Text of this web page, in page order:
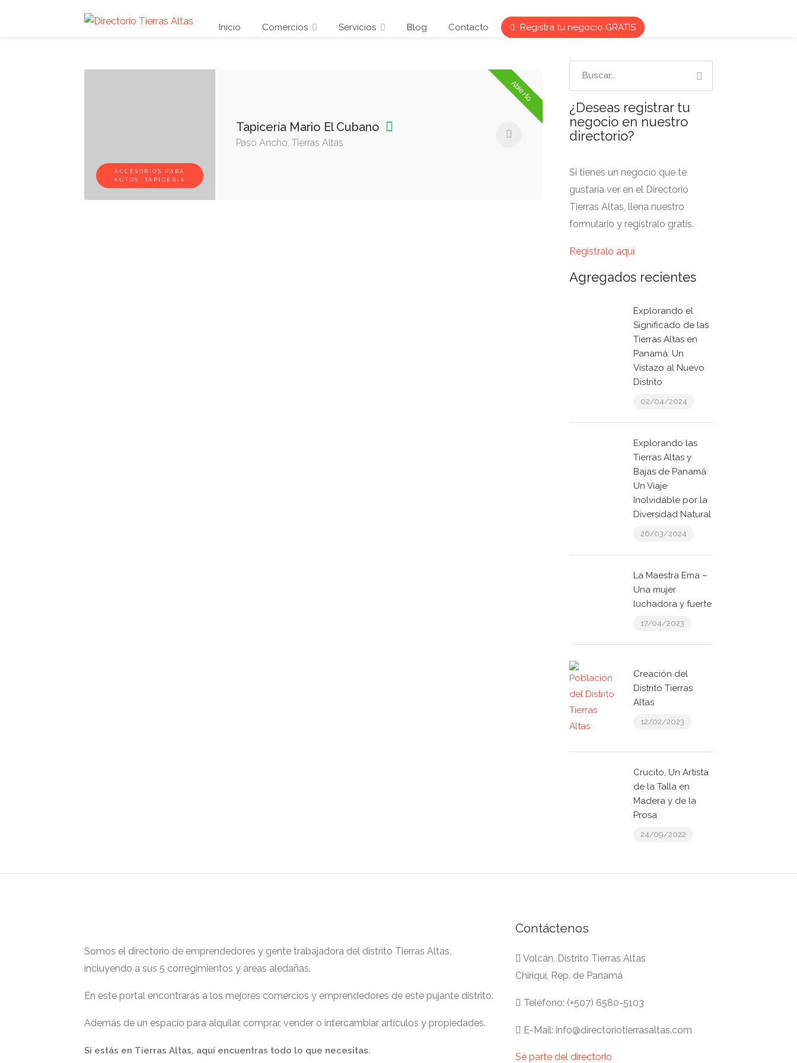
Inicio Comercios Servicios Blog Contacto Registra tu negocio GRATIS
ACCESORIOS PARA
AUTOS, TAPICERÍA
Abierto
Tapicería Mario El Cubano
Paso Ancho, Tierras Altas
¿Deseas registrar tu
negocio en nuestro
directorio?
Si tienes un negocio que te
gustaría ver en el Directorio
Tierras Altas, llena nuestro
formulario y regístralo gratis.
Regístralo aquí
Agregados recientes
Explorando el
Significado de las
Tierras Altas en
Panamá: Un
Vistazo al Nuevo
Distrito
02/04/2024
Explorando las
Tierras Altas y
Bajas de Panamá:
Un Viaje
Inolvidable por la
Diversidad Natural
26/03/2024
La Maestra Ema –
Una mujer
luchadora y fuerte
17/04/2023
Creación del
Distrito Tierras
Altas
12/02/2023
Crucito, Un Artista
de la Talla en
Madera y de la
Prosa
24/09/2022
Somos el directorio de emprendedores y gente trabajadora del distrito Tierras Altas,
incluyendo a sus 5 corregimientos y áreas aledañas.
En este portal encontrarás a los mejores comercios y emprendedores de este pujante distrito.
Además de un espacio para alquilar, comprar, vender o intercambiar artículos y propiedades.
Si estás en Tierras Altas, aquí encuentras todo lo que necesitas.
Contáctenos
Volcán, Distrito Tierras Altas
Chiriquí, Rep. de Panamá
Teléfono: (+507) 6580-5103
E-Mail: info@directoriotierrasaltas.com
Sé parte del directorio